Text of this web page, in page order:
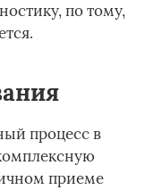
по тому,
процесс в
приеме